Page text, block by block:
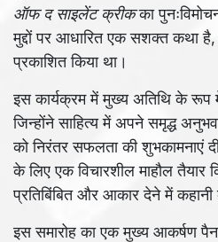
ऑफ द साइलेंट क्रीकका
मुद्दों पर आधारित एक सशक्त कथा
प्रकाशित किया था।
इस कार्यक्रम में मुख्य अतिथि के रूप
जिन्होंने साहित्य में अपने समृद्ध
को निरंतर सफलता की शुभकामनाएं
के लिए एक विचारशील माहौल तैयार
प्रतिबिंबित और आकार देने में
इस समारोह का एक मुख्य आकर्षण